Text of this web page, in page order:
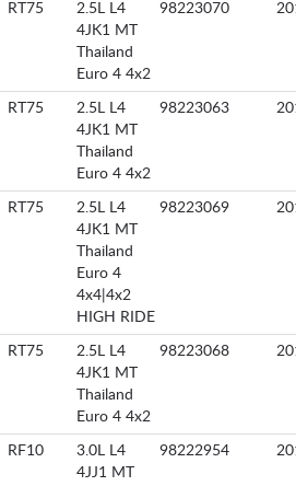
RT75
2.5L L4
4JK1 MT
Thailand
Euro 4 4x2
98223070
RT75
2.5L L4
4JK1 MT
Thailand
Euro 4 4x2
98223063
RT75
2.5L L4
4JK1 MT
Thailand
Euro 4
4x4|4x2
HIGH RIDE
98223069
RT75
2.5L L4
4JK1 MT
Thailand
Euro 4 4x2
98223068
RF10
3.0L L4
4JJ1 MT
98222954